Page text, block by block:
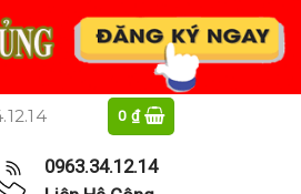
0₫
0963.34.12.14